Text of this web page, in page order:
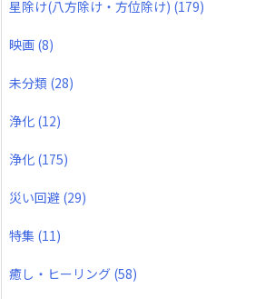
星除け(八方除け・方位除け) (179)
映画 (8)
未分類 (28)
浄化 (12)
浄化 (175)
災い回避 (29)
特集 (11)
癒し・ヒーリング (58)